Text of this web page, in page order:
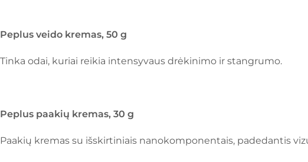
Peplus veido kremas, 50 g
Tinka odai, kuriai reikia intensyvaus drėkinimo ir stangrumo.
Peplus paakių kremas, 30 g
Paakių kremas su išskirtiniais nanokomponentais, padedantis